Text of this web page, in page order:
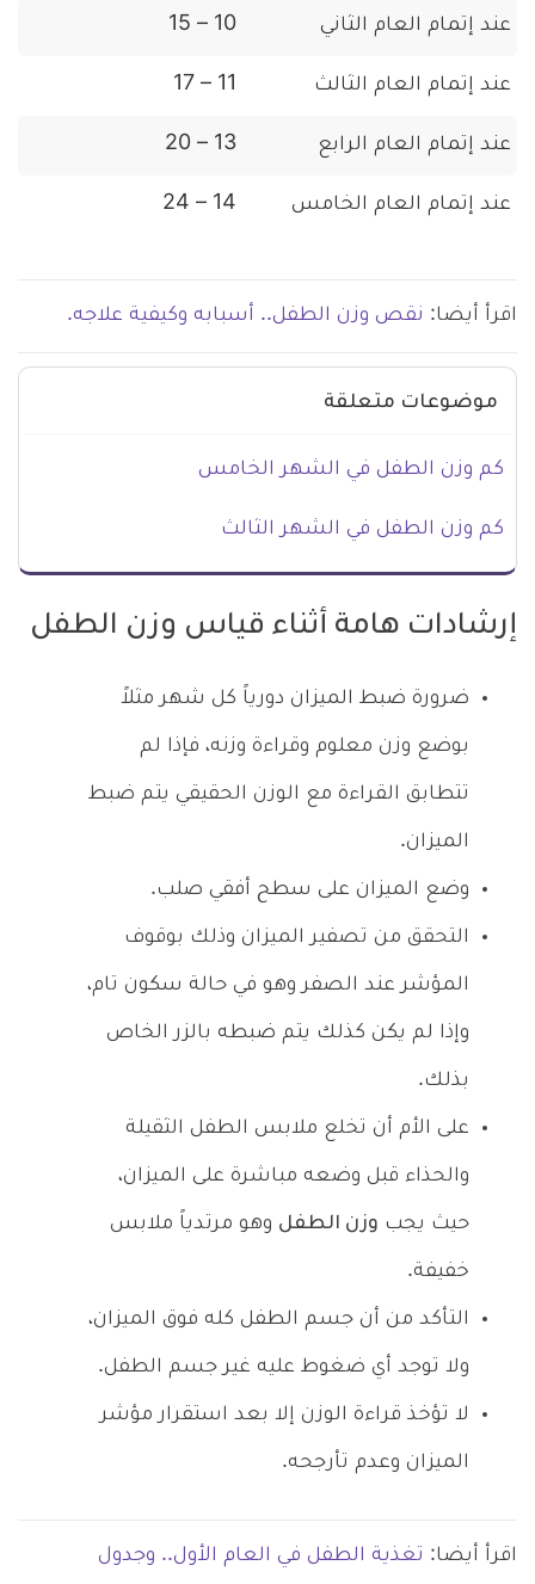
عند إتمام العام الثاني 10 – 15
عند إتمام العام الثالث 11 – 17
عند إتمام العام الرابع 13 – 20
عند إتمام العام الخامس 14 – 24
اقرأ أيضا: نقص وزن الطفل.. أسبابه وكيفية علاجه.
موضوعات متعلقة
كم وزن الطفل في الشهر الخامس
كم وزن الطفل في الشهر الثالث
إرشادات هامة أثناء قياس وزن الطفل
ضرورة ضبط الميزان دورياً كل شهر مثلاً
بوضع وزن معلوم وقراءة وزنه، فإذا لم
تتطابق القراءة مع الوزن الحقيقي يتم ضبط
الميزان.
وضع الميزان على سطح أفقي صلب.
التحقق من تصفير الميزان وذلك بوقوف
المؤشر عند الصفر وهو في حالة سكون تام،
وإذا لم يكن كذلك يتم ضبطه بالزر الخاص
بذلك.
على الأم أن تخلع ملابس الطفل الثقيلة
والحذاء قبل وضعه مباشرة على الميزان،
حيث يجب وزن الطفل وهو مرتدياً ملابس
خفيفة.
التأكد من أن جسم الطفل كله فوق الميزان،
ولا توجد أي ضغوط عليه غير جسم الطفل.
لا تؤخذ قراءة الوزن إلا بعد استقرار مؤشر
الميزان وعدم تأرجحه.
اقرأ أيضا: تغذية الطفل في العام الأول.. وجدول